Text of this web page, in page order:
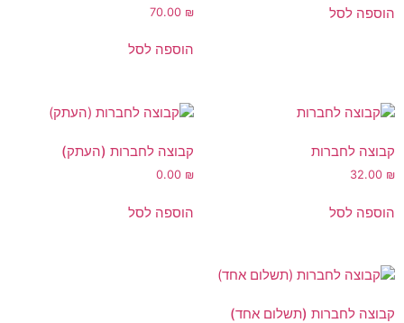
הוספה לסל 70.00 ₪
הוספה לסל
קבוצה לחברות
32.00 ₪
הוספה לסל
קבוצה לחברות (העתק)
0.00 ₪
הוספה לסל
קבוצה לחברות (תשלום אחד)